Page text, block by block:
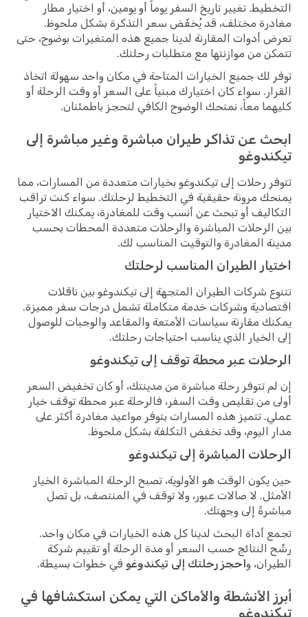
التخطيط. تغيير تاريخ السفر يوماً أو يومين، أو اختيار مطار
مغادرة مختلف، قد يُخفّض سعر التذكرة بشكل ملحوظ.
تعرض أدوات المقارنة لدينا جميع هذه المتغيرات بوضوح، حتى
تتمكن من موازنتها مع متطلبات رحلتك.
توفر لك جميع الخيارات المتاحة في مكان واحد سهولة اتخاذ
القرار. سواء كان اختيارك مبنياً على السعر أو وقت الرحلة أو
كليهما معاً، نمنحك الوضوح الكافي لتحجز باطمئنان.
ابحث عن تذاكر طيران مباشرة وغير مباشرة إلى
تيكندوغو
تتوفر رحلات إلى تيكندوغو بخيارات متعددة من المسارات، مما
يمنحك مرونة حقيقية في التخطيط لرحلتك. سواء كنت تراقب
التكاليف أو تبحث عن أنسب وقت للمغادرة، يمكنك الاختيار
بين الرحلات المباشرة والرحلات متعددة المحطات بحسب
مدينة المغادرة والتوقيت المناسب لك.
اختيار الطيران المناسب لرحلتك
تتنوع شركات الطيران المتجهة إلى تيكندوغو بين ناقلات
اقتصادية وشركات خدمة متكاملة تشمل درجات سفر مميزة.
يمكنك مقارنة سياسات الأمتعة والمقاعد والوجبات للوصول
إلى الخيار الذي يناسب احتياجات رحلتك.
الرحلات عبر محطة توقف إلى تيكندوغو
إن لم تتوفر رحلة مباشرة من مدينتك، أو كان تخفيض السعر
أولى من تقليص وقت السفر، فالرحلة عبر محطة توقف خيار
عملي. تتميز هذه المسارات بتوفر مواعيد مغادرة أكثر على
مدار اليوم، وقد تخفض التكلفة بشكل ملحوظ.
الرحلات المباشرة إلى تيكندوغو
حين يكون الوقت هو الأولوية، تصبح الرحلة المباشرة الخيار
الأمثل. لا صالات عبور، ولا توقف في المنتصف، بل تصل
مباشرةً إلى وجهتك.
تجمع أداة البحث لدينا كل هذه الخيارات في مكان واحد.
رشّح النتائج حسب السعر أو مدة الرحلة أو تقييم شركة
الطيران، واحجز رحلتك إلى تيكندوغو في خطوات بسيطة.
أبرز الأنشطة والأماكن التي يمكن استكشافها في
تيكندوغو